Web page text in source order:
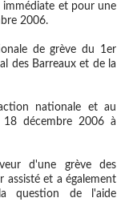
immédiate et pour une
2006.
de grève du 1er
des Barreaux et de la
nationale et au
18 décembre 2006 à
d'une grève des
assisté et a également
question de l'aide